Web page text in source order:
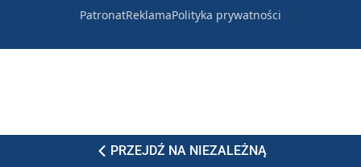
PRZEJDŹ NA NIEZALEŻNĄ
PatronatReklamaPolityka prywatności